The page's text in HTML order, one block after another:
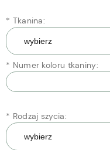
* Tkanina:
* Numer koloru tkaniny:
* Rodzaj szycia: